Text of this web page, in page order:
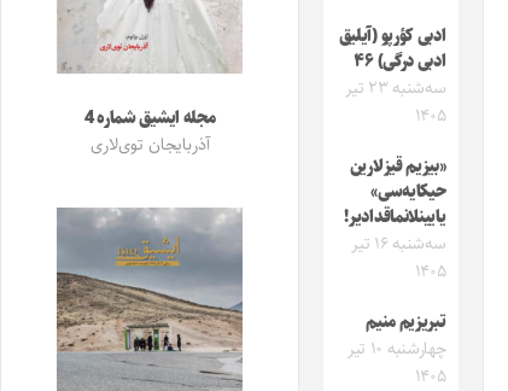
ادبی کؤرپو (آیلیق
ادبی درگی) ۴۶
سه‌شنبه ۲۳ تیر
۱۴۰۵
«بیزیم قیزلارین
حیکایه‌سی»
یایینلانماقدادیر!
سه‌شنبه ۱۶ تیر
۱۴۰۵
تبریزیم منیم
چهارشنبه ۱۰ تیر
۱۴۰۵
مجله ایشیق شماره 4
آذربایجان توی‌لاری